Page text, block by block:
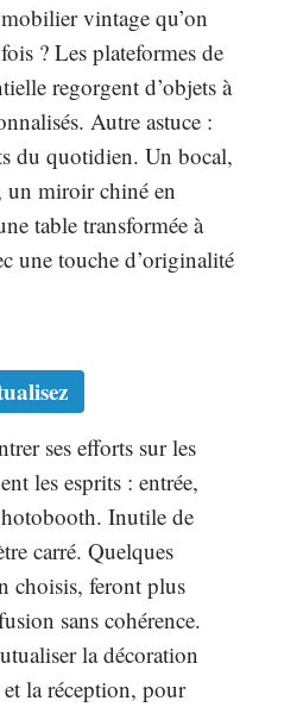
vintage qu’on
? Les plateformes de
regorgent d’objets à
Autre astuce :
du quotidien. Un bocal,
un miroir chiné en
table transformée à
une touche d’originalité
ses efforts sur les
les esprits : entrée,
Inutile de
carré. Quelques
choisis, feront plus
sans cohérence.
la décoration
la réception, pour